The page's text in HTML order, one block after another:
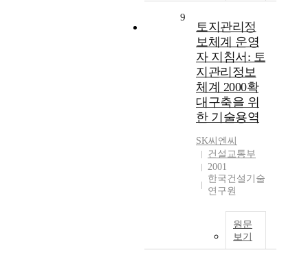
9
토지관리정
보체계 운영
자 지침서: 토
지관리정보
체계 2000확
대구축을 위
한 기술용역
SK씨엔씨
건설교통부
2001
한국건설기술
연구원
원문
보기